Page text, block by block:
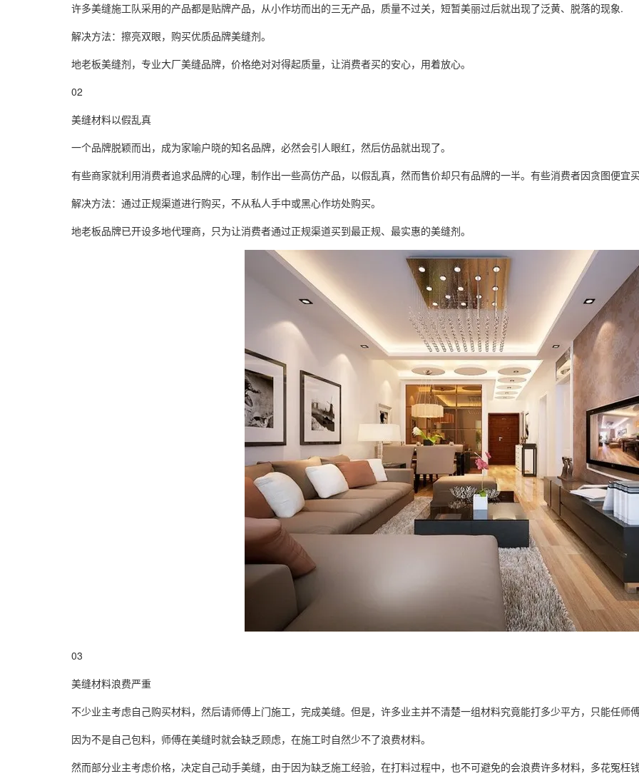
许多美缝施工队采用的产品都是贴牌产品，从小作坊而出的三无产品，质量不过关，短暂美丽过后就出现了泛黄、脱落的现象.
解决方法：擦亮双眼，购买优质品牌美缝剂。
地老板美缝剂，专业大厂美缝品牌，价格绝对对得起质量，让消费者买的安心，用着放心。
02
美缝材料以假乱真
一个品牌脱颖而出，成为家喻户晓的知名品牌，必然会引人眼红，然后仿品就出现了。
有些商家就利用消费者追求品牌的心理，制作出一些高仿产品，以假乱真，然而售价却只有品牌的一半。有些消费者因贪图便宜
解决方法：通过正规渠道进行购买，不从私人手中或黑心作坊处购买。
地老板品牌已开设多地代理商，只为让消费者通过正规渠道买到最正规、最实惠的美缝剂。
03
美缝材料浪费严重
不少业主考虑自己购买材料，然后请师傅上门施工，完成美缝。但是，许多业主并不清楚一组材料究竟能打多少平方，只能任师
因为不是自己包料，师傅在美缝时就会缺乏顾虑，在施工时自然少不了浪费材料。
然而部分业主考虑价格，决定自己动手美缝，由于因为缺乏施工经验，在打料过程中，也不可避免的会浪费许多材料，多花冤枉